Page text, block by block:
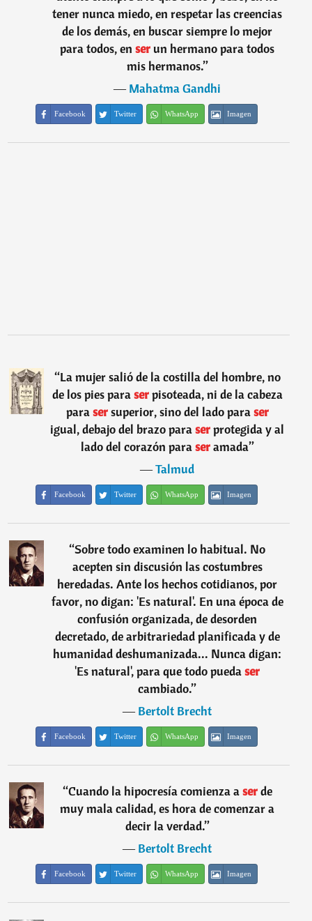
tener nunca miedo, en respetar las creencias
de los demás, en buscar siempre lo mejor
para todos, en serun hermano para todos
mis hermanos.”
―Mahatma Gandhi
Facebook Twitter WhatsApp Imagen
“La mujer salió de la costilla del hombre, no
de los pies paraserpisoteada, ni de la cabeza
parasersuperior, sino del lado paraser
igual, debajo del brazo paraserprotegida y al
lado del corazón paraseramada”
―Talmud
Facebook Twitter WhatsApp Imagen
“Sobre todo examinen lo habitual. No
acepten sin discusión las costumbres
heredadas. Ante los hechos cotidianos, por
favor, no digan: 'Es natural'. En una época de
confusión organizada, de desorden
decretado, de arbitrariedad planificada y de
humanidad deshumanizada... Nunca digan:
'Es natural', para que todo puedaser
cambiado.”
―Bertolt Brecht
Facebook Twitter WhatsApp Imagen
“Cuando la hipocresía comienza aserde
muy mala calidad, es hora de comenzar a
decir la verdad.”
―Bertolt Brecht
Facebook Twitter WhatsApp Imagen